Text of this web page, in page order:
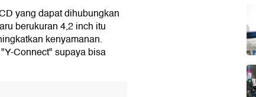
yang dapat dihubungkan
berukuran 4,2 inch itu
kenyamanan.
Connect" supaya bisa